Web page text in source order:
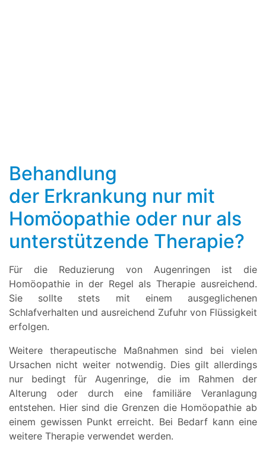
Behandlung
der Erkrankung nur mit
Homöopathie oder nur als
unterstützende Therapie?
Für die Reduzierung von Augenringen ist die
Homöopathie in der Regel als Therapie ausreichend.
Sie sollte stets mit einem ausgeglichenen
Schlafverhalten und ausreichend Zufuhr von Flüssigkeit
erfolgen.
Weitere therapeutische Maßnahmen sind bei vielen
Ursachen nicht weiter notwendig. Dies gilt allerdings
nur bedingt für Augenringe, die im Rahmen der
Alterung oder durch eine familiäre Veranlagung
entstehen. Hier sind die Grenzen die Homöopathie ab
einem gewissen Punkt erreicht. Bei Bedarf kann eine
weitere Therapie verwendet werden.